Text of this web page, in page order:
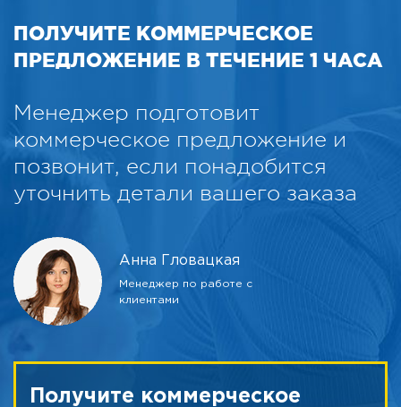
ПОЛУЧИТЕ КОММЕРЧЕСКОЕ
ПРЕДЛОЖЕНИЕ В ТЕЧЕНИЕ 1 ЧАСА
Менеджер подготовит
коммерческое предложение и
позвонит, если понадобится
уточнить детали вашего заказа
Анна Гловацкая
Менеджер по работе с
клиентами
Получите коммерческое